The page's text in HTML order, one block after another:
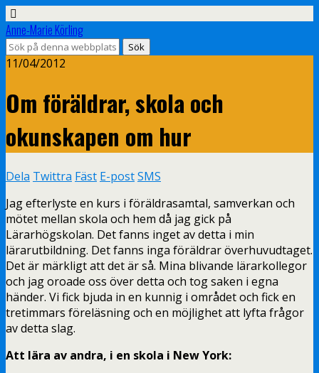
Anne-Marie Körling
11/04/2012
Om föräldrar, skola och
okunskapen om hur
Dela Twittra Fäst E-postSMS
Jag efterlyste en kurs i föräldrasamtal, samverkan och
mötet mellan skola och hem då jag gick på
Lärarhögskolan. Det fanns inget av detta i min
lärarutbildning. Det fanns inga föräldrar överhuvudtaget.
Det är märkligt att det är så. Mina blivande lärarkollegor
och jag oroade oss över detta och tog saken i egna
händer. Vi fick bjuda in en kunnig i området och fick en
tretimmars föreläsning och en möjlighet att lyfta frågor
av detta slag.
Att lära av andra, i en skola i New York: